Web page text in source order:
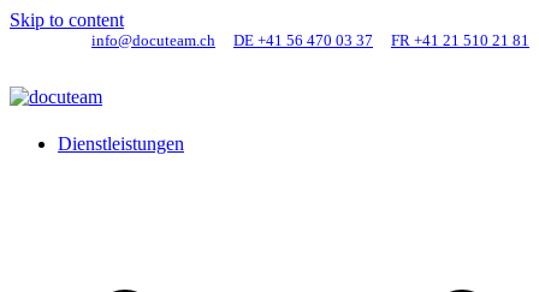
Skip to content
info@docuteam.ch DE +41 56 470 03 37 FR +41 21 510 21 81
Dienstleistungen